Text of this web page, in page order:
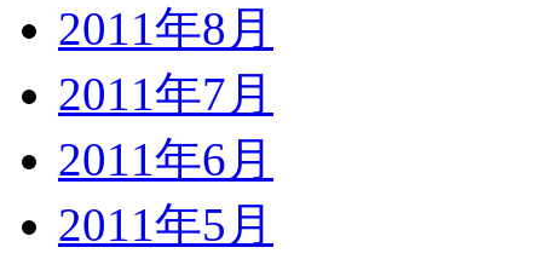
2011年8月
2011年7月
2011年6月
2011年5月